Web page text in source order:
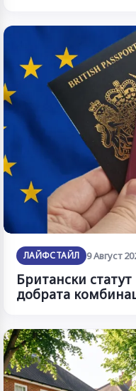
ЛАЙФСТАЙЛ 9 Август
Британски
добрата